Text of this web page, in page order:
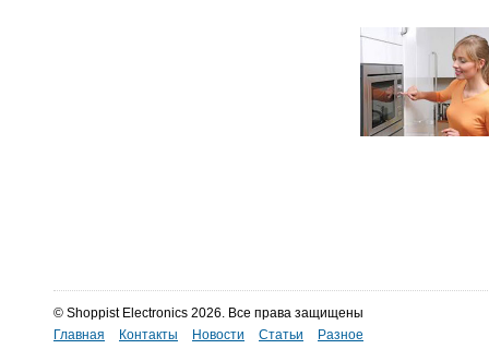
© Shoppist Electronics 2026. Все права защищены
Главная
Контакты Новости Статьи Разное